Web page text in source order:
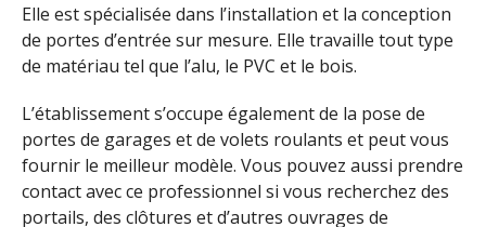
Elle est spécialisée dans l’installation et la conception
de portes d’entrée sur mesure. Elle travaille tout type
de matériau tel que l’alu, le PVC et le bois.
L’établissement s’occupe également de la pose de
portes de garages et de volets roulants et peut vous
fournir le meilleur modèle. Vous pouvez aussi prendre
contact avec ce professionnel si vous recherchez des
portails, des clôtures et d’autres ouvrages de